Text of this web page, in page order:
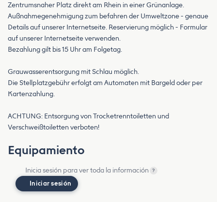
Zentrumsnaher Platz direkt am Rhein in einer Grünanlage.
Außnahmegenehmigung zum befahren der Umweltzone - genaue
Details auf unserer Internetseite. Reservierung möglich - Formular
auf unserer Internetseite verwenden.
Bezahlung gilt bis 15 Uhr am Folgetag.
Grauwasserentsorgung mit Schlau möglich.
Die Stellplatzgebühr erfolgt am Automaten mit Bargeld oder per
Kartenzahlung.
ACHTUNG: Entsorgung von Trocketrenntoiletten und
Verschweißtoiletten verboten!
Equipamiento
Inicia sesión para ver toda la información ?
Iniciar sesión